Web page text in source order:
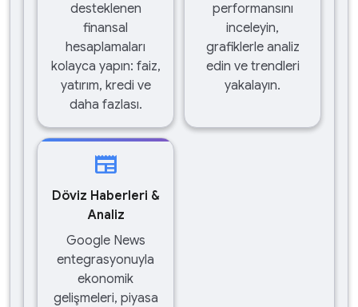
desteklenen
finansal
hesaplamaları
kolayca yapın: faiz,
yatırım, kredi ve
daha fazlası.
performansını
inceleyin,
grafiklerle analiz
edin ve trendleri
yakalayın.
newspaper
Döviz Haberleri &
Analiz
Google News
entegrasyonuyla
ekonomik
gelişmeleri, piyasa